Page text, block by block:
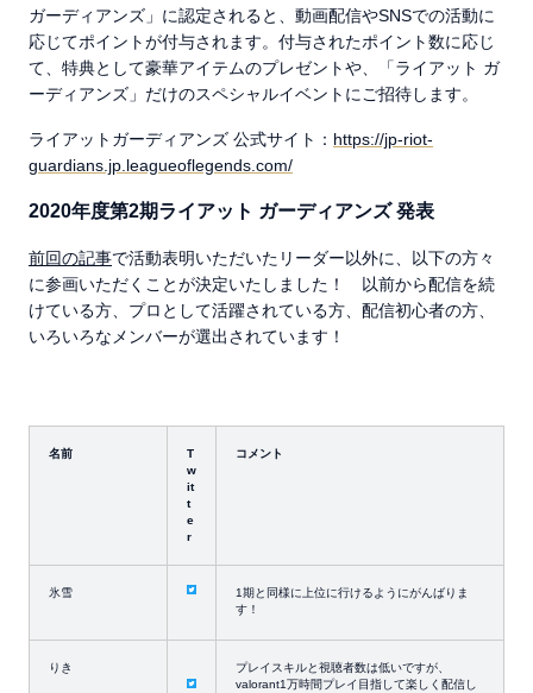
ガーディアンズ」に認定されると、動画配信やSNSでの活動に
応じてポイントが付与されます。付与されたポイント数に応じ
て、特典として豪華アイテムのプレゼントや、「ライアット ガ
ーディアンズ」だけのスペシャルイベントにご招待します。
ライアットガーディアンズ 公式サイト： https://jp-riot-
guardians.jp.leagueoflegends.com/
2020年度第2期ライアット ガーディアンズ 発表
前回の記事で活動表明いただいたリーダー以外に、以下の方々
に参画いただくことが決定いたしました！ 以前から配信を続
けている方、プロとして活躍されている方、配信初心者の方、
いろいろなメンバーが選出されています！
名前
T
w
it
t
e
r
コメント
氷雪
1期と同様に上位に行けるようにがんばりま
す！
りき
プレイスキルと視聴者数は低いですが、
valorant1万時間プレイ目指して楽しく配信し